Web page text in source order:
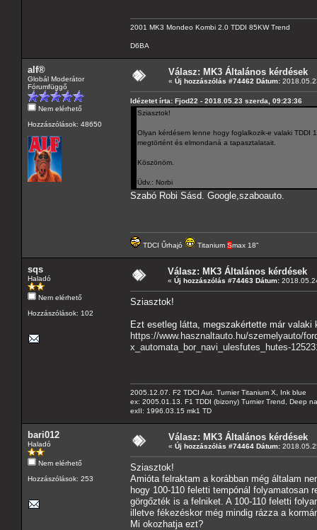
2001 MK3 Mondeo Kombi 2.0 TDDI 85KW Trend
D6BA
alf®
Globál Moderátor
Fórumfüggő
Nem elérhető
Hozzászólások: 48650
Válasz: MK3 Általános kérdések
« Új hozzászólás #74462 Dátum:
Idézetet írta: Fjod22 - 2018.05.23 szerda, 09:23:36
Sziasztok!
Olyan kérdésem lenne hogy foglalkozik-e valaki TDDI
megtörtént és elmondaná a tapasztalatait.
Köszönöm.
Üdv.: Norbi
Szabó Robi Sásd. Google,szaboauto.
TDCI Űrhajó Titanium Smax 18"
sqs
Haladó
Nem elérhető
Hozzászólások: 102
Válasz: MK3 Általános kérdések
« Új hozzászólás #74463 Dátum:
Sziasztok!
Ezt esetleg látta, megszakértette már valaki
https://www.hasznaltauto.hu/szemelyauto/
x_automata_bor_navi_ulesfutes_hutes-
2005.12.07. F2 TDCI Aut. Turnier Titanium X, Ink blue
ex: 2005.01.13. F1 TDDI (bizony) Turnier Trend, Deep
exII: 1996.03.15 mk1 TD
bari012
Haladó
Nem elérhető
Hozzászólások: 253
Válasz: MK3 Általános kérdések
« Új hozzászólás #74464 Dátum:
Sziasztok!
Amióta felraktam a korábban még általam
hogy 100-110 feletti tempónál folyamatosan
görgőzték is a felniket. A 100-110 feletti
illetve fékezéskor még mindig rázza a
Mi okozhatja ezt?